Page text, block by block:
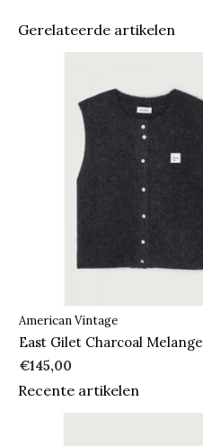
Gerelateerde artikelen
American Vintage
East Gilet Charcoal Melange
€145,00
Recente artikelen